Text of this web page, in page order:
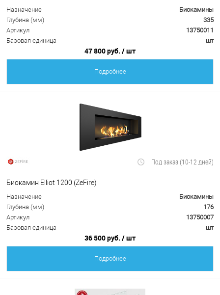
Назначение
Биокамины
Глубина (мм)
335
Артикул
13750011
Базовая единица
шт
47 800 руб. / шт
Подробнее
Под заказ (10-12 дней)
Биокамин Elliot 1200 (ZeFire)
Назначение
Биокамины
Глубина (мм)
176
Артикул
13750007
Базовая единица
шт
36 500 руб. / шт
Подробнее